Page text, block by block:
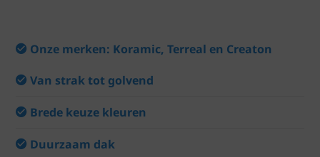
Onze merken: Koramic, Terreal en Creaton
Van strak tot golvend
Brede keuze kleuren
Duurzaam dak